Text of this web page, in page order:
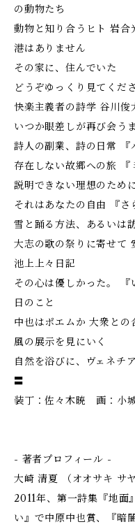
の動物たち
動物と知り合うヒト 岩合
港はありません
その家に、住んでいた
どうぞゆっくり見てくだ
快楽主義者の詩学 谷川俊
いつか眼差しが再び会う
詩人の副業、詩の日常 『
存在しない故郷への旅 『
説明できない理想のため
それはあなたの自由 『さ
雪と踊る方法、あるいは
大志の歌の祭りに寄せて
池上上々日記
その心は優しかった。
日のこと
中也はポエムか 大衆との
風の展示を見にいく
自然を浴びに、ヴェネチ
〓
装丁：佐々木暁 画：小
- 著者プロフィール -
大崎 清夏 （オオサキ サ
2011年、第一詩集『地面
い』で中原中也賞、『暗